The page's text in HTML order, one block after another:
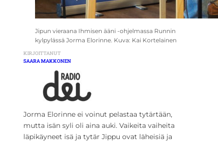
Jipun vieraana Ihmisen ääni -ohjelmassa Runnin
kylpylässä Jorma Elorinne. Kuva: Kai Kortelainen
KIRJOITTANUT
SAARA MAKKONEN
Jorma Elorinne ei voinut pelastaa tytärtään,
mutta isän syli oli aina auki. Vaikeita vaiheita
läpikäyneet isä ja tytär Jippu ovat läheisiä ja